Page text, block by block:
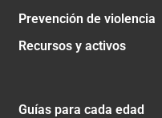
Prevención de violencia
Recursos y activos
Guías para cada edad